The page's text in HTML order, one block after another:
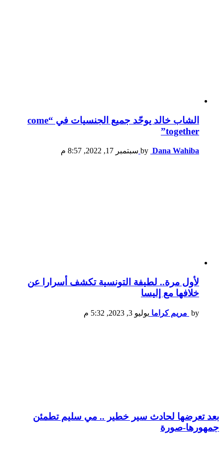
الشاب خالد يوحّد جميع الجنسيات في “come
together”
by Dana Wahiba سبتمبر 17, 2022, 8:57 م
لأول مرة.. لطيفة التونسية تكشف أسرارا عن
خلافها مع إليسا
by مريم كراما يوليو 3, 2023, 5:32 م
بعد تعرضها لحادث سير خطير .. مي سليم تطمئن
جمهورها-صورة